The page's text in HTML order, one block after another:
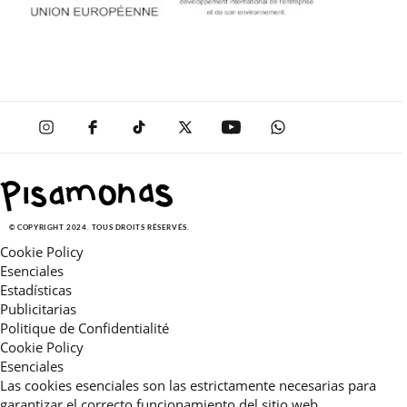
© COPYRIGHT 2024. TOUS DROITS RÉSERVÉS.
Cookie Policy
Esenciales
Estadísticas
Publicitarias
Politique de Confidentialité
Cookie Policy
Esenciales
Las cookies esenciales son las estrictamente necesarias para